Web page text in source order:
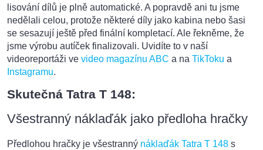
lisování dílů je plně automatické. A popravdě ani tu jsme
nedělali celou, protože některé díly jako kabina nebo šasi
se sesazují ještě před finální kompletací. Ale řekněme, že
jsme výrobu autíček finalizovali. Uvidíte to v naší
videoreportáži ve video magazínu ABC a na TikToku a
Instagramu.
Skutečná Tatra T 148:
Všestranný náklaďák jako předloha hračky
Předlohou hračky je všestranný náklaďák Tatra T 148 s